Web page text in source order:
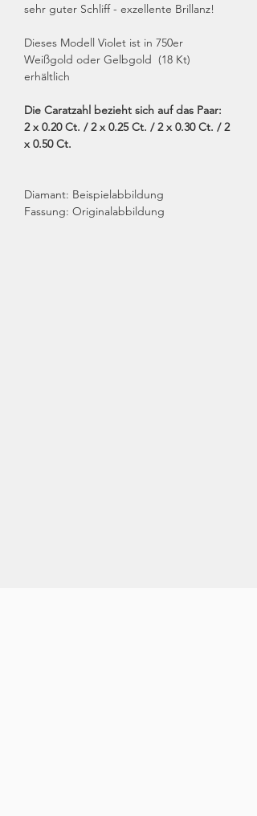
sehr guter Schliff - exzellente Brillanz!
Dieses Modell Violet ist in 750er
Weißgold oder Gelbgold (18 Kt)
erhältlich
Die Caratzahl bezieht sich auf das Paar:
2 x 0.20 Ct. / 2 x 0.25 Ct. / 2 x 0.30 Ct. / 2
x 0.50 Ct.
Diamant: Beispielabbildung
Fassung: Originalabbildung